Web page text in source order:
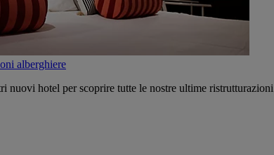
alberghiere
nuovi hotel per scoprire tutte le nostre ultime